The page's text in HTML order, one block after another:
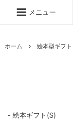
メニュー
ホーム 絵本型ギフト
絵本ギフト(S)